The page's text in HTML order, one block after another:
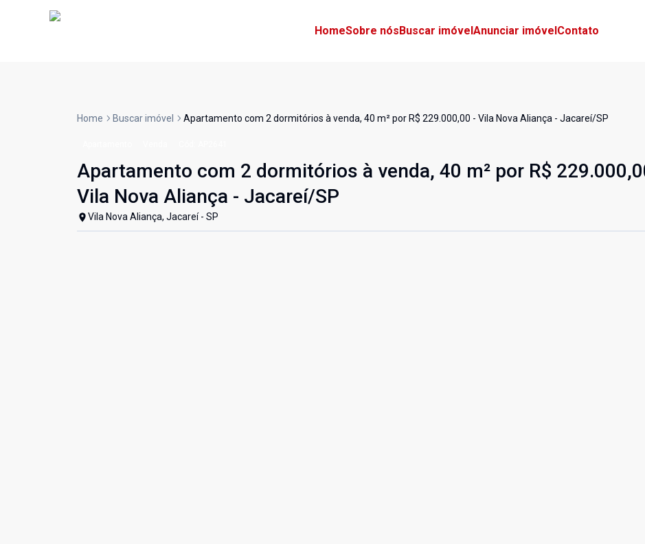
HomeSobre nósBuscar imóvelAnunciar imóvelContato
Home Buscar imóvel Apartamento com 2 dormitórios à venda, 40 m² por R$ 229.000,00 - Vila Nova Aliança - Jacareí/SP
Apartamento com 2 dormitórios à venda, 40 m² por R$
Vila Nova Aliança - Jacareí/SP
Vila Nova Aliança, Jacareí - SP